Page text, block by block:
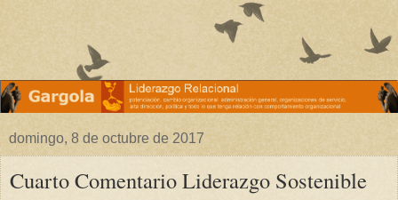
domingo, 8 de octubre de 2017
Cuarto Comentario Liderazgo Sostenible